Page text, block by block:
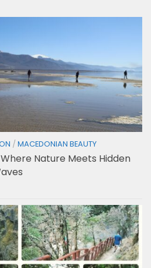
/ MACEDONIAN BEAUTY
Nature Meets Hidden